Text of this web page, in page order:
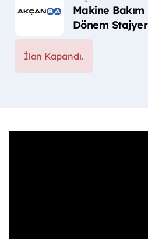
Makine
Dönem
İlan Kapandı.